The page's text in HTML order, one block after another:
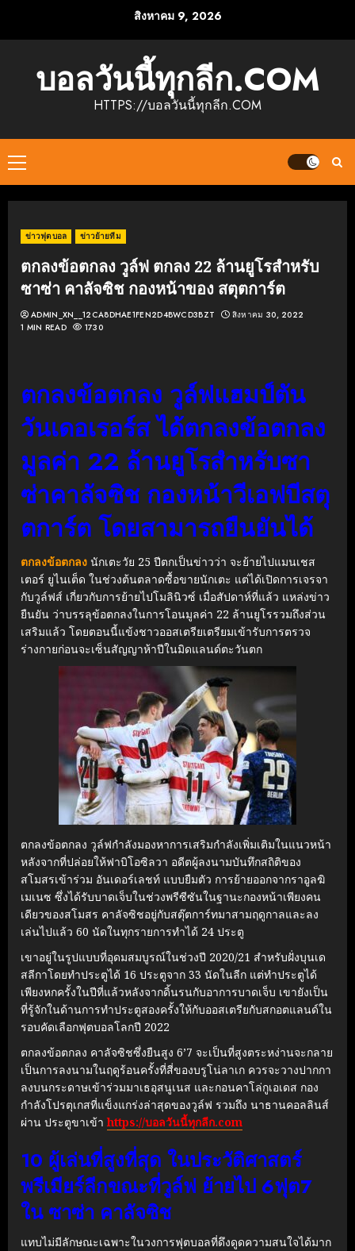
สิงหาคม 9, 2026
บอลวันนี้ทุกลีก.COM
HTTPS://บอลวันนี้ทุกลีก.COM
Primary
Menu
ข่าวฟุตบอล ข่าวย้ายทีม
ตกลงข้อตกลง วูล์ฟ ตกลง 22 ล้านยูโรสำหรับ
ซาซ่า คาลัจซิช กองหน้าของ สตุตการ์ต
ADMIN_XN__12CA8DHAE1FEN2D4BWCD3BZT
สิงหาคม 30, 2022
1 MIN READ
1730
ตกลงข้อตกลง วูล์ฟแฮมป์ตัน
วันเดอเรอร์ส ได้ตกลงข้อตกลง
มูลค่า 22 ล้านยูโรสำหรับซา
ซ่าคาลัจซิช กองหน้าวีเอฟบีสตุ
ตการ์ต โดยสามารถยืนยันได้
ตกลงข้อตกลง นักเตะวัย 25 ปีตกเป็นข่าวว่า จะย้ายไปแมนเชส
เตอร์ ยูไนเต็ด ในช่วงต้นตลาดซื้อขายนักเตะ แต่ได้เปิดการเจรจา
กับวูล์ฟส์ เกี่ยวกับการย้ายไปโมลินิวซ์ เมื่อสัปดาห์ที่แล้ว แหล่งข่าว
ยืนยัน ว่าบรรลุข้อตกลงในการโอนมูลค่า 22 ล้านยูโรรวมถึงส่วน
เสริมแล้ว โดยตอนนี้แข้งชาวออสเตรียเตรียมเข้ารับการตรวจ
ร่างกายก่อนจะเซ็นสัญญาห้าปีในมิดแลนด์ตะวันตก
ตกลงข้อตกลง วูล์ฟกำลังมองหาการเสริมกำลังเพิ่มเติมในแนวหน้า
หลังจากที่ปล่อยให้ฟาบิโอซิลวา อดีตผู้ลงนามบันทึกสถิติของ
สโมสรเข้าร่วม อันเดอร์เลชท์ แบบยืมตัว การย้ายออกจากราอูลฆิ
เมเนซ ซึ่งได้รับบาดเจ็บในช่วงพรีซีซันในฐานะกองหน้าเพียงคน
เดียวของสโมสร คาลัจซิชอยู่กับสตุ๊ตการ์ทมาสามฤดูกาลและลง
เล่นไปแล้ว 60 นัดในทุกรายการทำได้ 24 ประตู
เขาอยู่ในรูปแบบที่อุดมสมบูรณ์ในช่วงปี 2020/21 สำหรับฝั่งบุนเด
สลีกาโดยทำประตูได้ 16 ประตูจาก 33 นัดในลีก แต่ทำประตูได้
เพียงหกครั้งในปีที่แล้วหลังจากดิ้นรนกับอาการบาดเจ็บ เขายังเป็น
ที่รู้จักในด้านการทำประตูสองครั้งให้กับออสเตรียกับสกอตแลนด์ใน
รอบคัดเลือกฟุตบอลโลกปี 2022
ตกลงข้อตกลง คาลัจซิชซึ่งยืนสูง 6’7 จะเป็นที่สูงตระหง่านจะกลาย
เป็นการลงนามในฤดูร้อนครั้งที่สี่ของบรูโน่ลาเก ควรจะวางปากกา
ลงบนกระดาษเข้าร่วมมาเธอุสนูเนส และกอนคาโล่กูเอเดส กอง
กำลังโปรตุเกสที่แข็งแกร่งล่าสุดของวูล์ฟ รวมถึง นาธานคอลลินส์
ผ่าน ประตูขาเข้าhttps://บอลวันนี้ทุกลีก.com
10 ผู้เล่นที่สูงที่สุด ในประวัติศาสตร์
พรีเมียร์ลีกขณะที่วูล์ฟ ย้ายไป 6ฟุต7
ใน ซาซ่า คาลัจซิช
แทบไม่มีลักษณะเฉพาะในวงการฟุตบอลที่ดึงดูดความสนใจได้มาก